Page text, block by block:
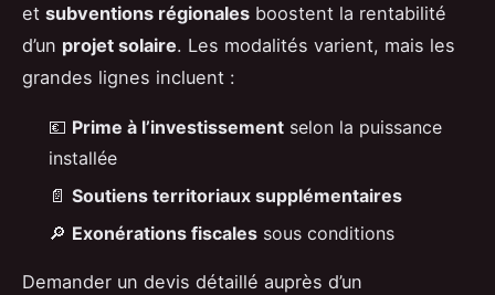
et subventions régionales boostent la rentabilité
d’un projet solaire. Les modalités varient, mais les
grandes lignes incluent :
💶 Prime à l’investissement selon la puissance
installée
📄 Soutiens territoriaux supplémentaires
🔎 Exonérations fiscales sous conditions
Demander un devis détaillé auprès d’un